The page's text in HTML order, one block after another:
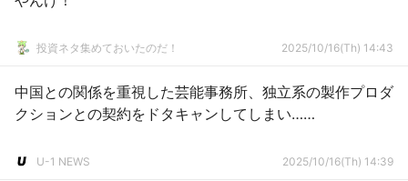
投資ネタ集めておいたのだ！ 2025/10/16(Th) 14:43
中国との関係を重視した芸能事務所、独立系の製作プロダ
クションとの契約をドタキャンしてしまい……
U-1 NEWS 2025/10/16(Th) 14:39